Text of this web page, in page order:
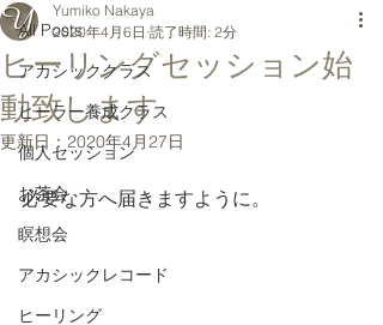
All Posts
アカシッククラス
ヒーラー養成クラス
個人セッション
お茶会
瞑想会
アカシックレコード
ヒーリング
ヒーリングセッション始
動致します
Yumiko Nakaya
2020年4月6日 読了時間: 2分
更新日： 2020年4月27日
必要な方へ届きますように。